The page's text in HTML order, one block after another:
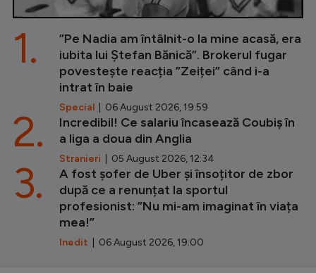
”Pe Nadia am întâlnit-o la mine acasă, era
iubita lui Ștefan Bănică”. Brokerul fugar
povestește reacția ”Zeiței” când i-a
intrat în baie
Special | 06 August 2026, 19:59
1.
Incredibil! Ce salariu încasează Coubiș în
a liga a doua din Anglia
Stranieri | 05 August 2026, 12:34
2.
A fost șofer de Uber și însoțitor de zbor
după ce a renunțat la sportul
profesionist: ”Nu mi-am imaginat în viața
mea!”
Inedit | 06 August 2026, 19:00
3.